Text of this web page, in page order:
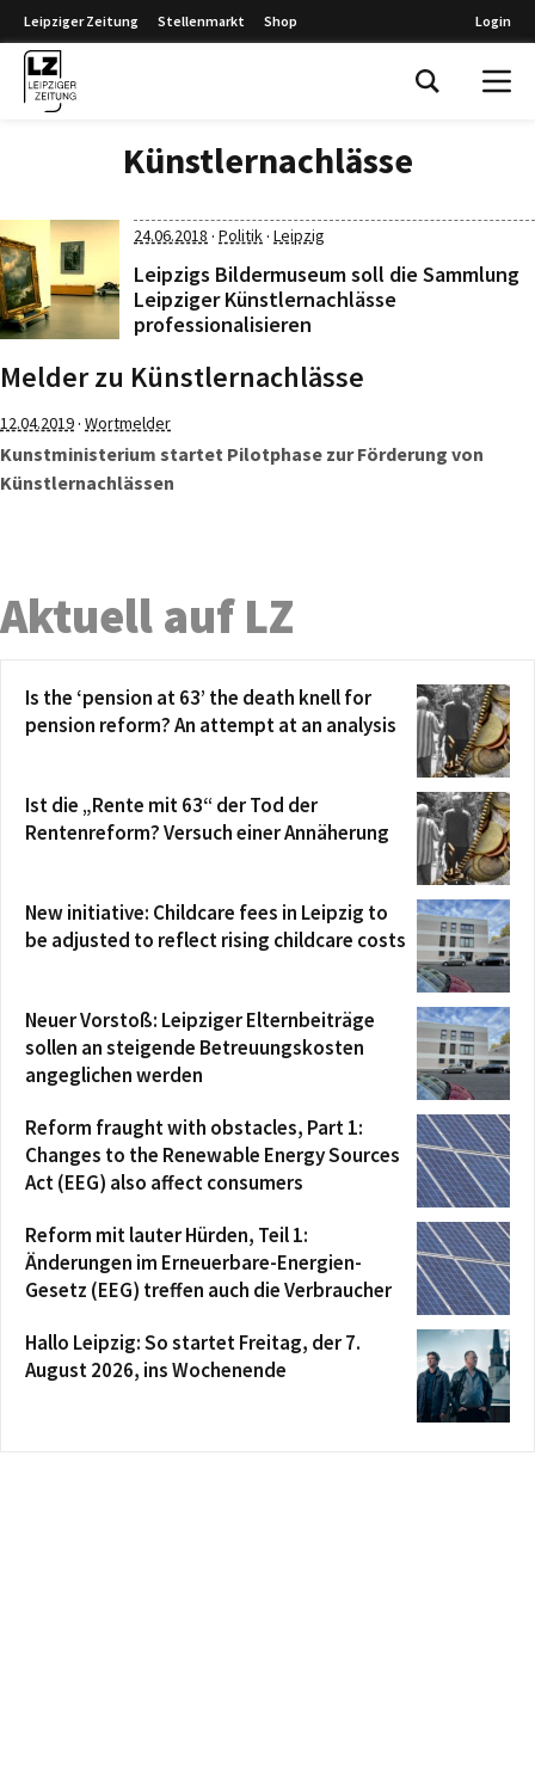
Leipziger Zeitung Stellenmarkt Shop Login
Künstlernachlässe
24.06.2018 · Politik· Leipzig
Leipzigs Bildermuseum soll die Sammlung
Leipziger Künstlernachlässe
professionalisieren
Melder zu Künstlernachlässe
12.04.2019· Wortmelder
Kunstministerium startet Pilotphase zur Förderung von
Künstlernachlässen
Aktuell auf LZ
Is the ‘pension at 63’ the death knell for
pension reform? An attempt at an analysis
Ist die „Rente mit 63“ der Tod der
Rentenreform? Versuch einer Annäherung
New initiative: Childcare fees in Leipzig to
be adjusted to reflect rising childcare costs
Neuer Vorstoß: Leipziger Elternbeiträge
sollen an steigende Betreuungskosten
angeglichen werden
Reform fraught with obstacles, Part 1:
Changes to the Renewable Energy Sources
Act (EEG) also affect consumers
Reform mit lauter Hürden, Teil 1:
Änderungen im Erneuerbare-Energien-
Gesetz (EEG) treffen auch die Verbraucher
Hallo Leipzig: So startet Freitag, der 7.
August 2026, ins Wochenende